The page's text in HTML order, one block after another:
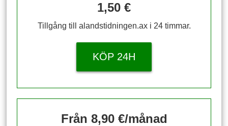
1,50 €
Tillgång till alandstidningen.ax i 24 timmar.
KÖP 24H
Från 8,90 €/månad